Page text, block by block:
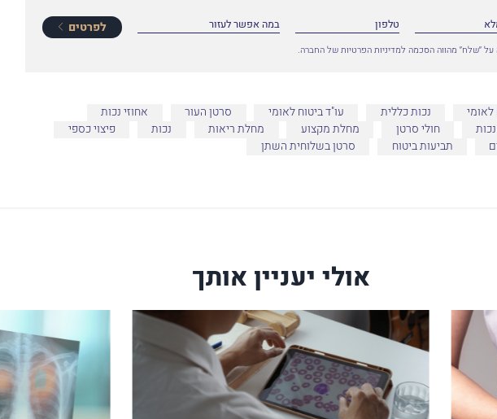
על ״שלח״ מהווה הסכמה למדיניות הפרטיות של החברה.
לפרטים
לאומי נכות כללית עו"ד ביטוח לאומי סרטן העור
אחוזי נכות
חולי סרטן מחלת מקצוע מחלת ריאות נכות
פיצוי כספי
תביעות ביטוח סרטן בשלוחית השתן
אולי יעניין אותך